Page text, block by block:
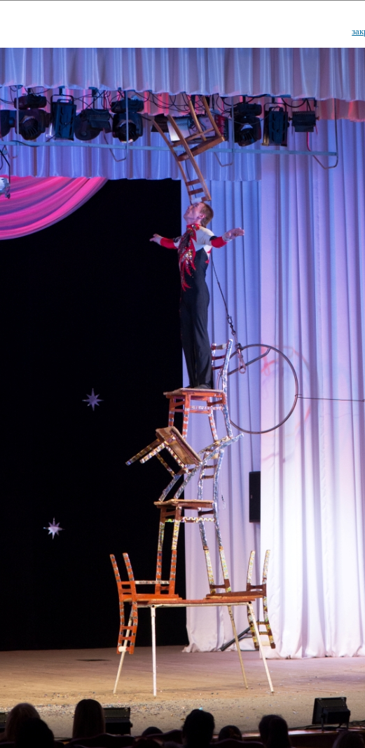
Государственный
Дворец
Новости
ОТЧЕТЫ ГКЦ "ДВОРЕЦ
Финал Республиканского фестиваля
цирковых коллективов "Созвездие
Приднестровского цирка"
Образцовый эстрадно-цирковой коллектив «Ровесник» Дом
Протягайловка, г. Бендеры , руководитель Рогожинер Светлана
Народный цирковой клоунский коллектив «Шари-вари» МУ
досуговый центр «Шелковик» г.Бендеры, руководители Отличные
культуры Приднестровской Молдавской Республики Алёна
Олег Степанович Райлян;
Народный цирковой коллектив «Энтузиасты» Дома культуры с.
Григориопольского района, руководитель Отличный работник
Приднестровской Молдавской Республики Пётр Петрович Дижмару;
Народный цирковой коллектив «Сперанца» Дома культуры посёлка
Слободзейского района, руководитель Отличный работник
Приднестровской Молдавской Республики Анжела
Казавчинская;
Образцовый эстрадно-цирковой коллектив «Алегро» Дома детско
творчества с. Чобручи, Слободзейского района, руководитель
Владимирович;
Образцовый цирковой коллектив «Радуга» Городской дворец